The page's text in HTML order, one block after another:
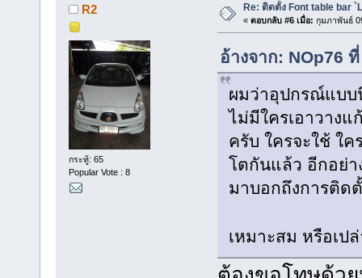
R2
กระทู้: 65
Popular Vote : 8
Re: ติดตั้ง Font table bar
« ตอบกลับ #6 เมื่อ: กุมภาพันธ์
อ้างจาก: NOp76
ผมว่าอุปกรณ์แบบ
ไม่มีใครเอาวาง
ครับ ใครจะใช้ ใค
โตกันแล้ว อีกอย่
มาบอกถึงการติด
เหมาะสม หรือเป